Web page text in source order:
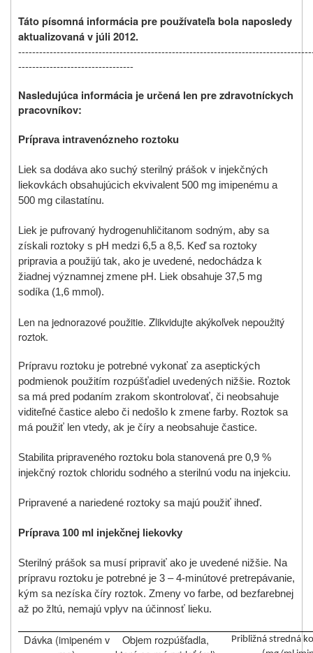
Táto písomná informácia pre používateľa bola naposledy
aktualizovaná v júli 2012.
---------------------------------
Nasledujúca informácia je určená len pre zdravotníckych
pracovníkov:
Príprava intravenózneho roztoku
Liek sa dodáva ako suchý sterilný prášok v injekčných
liekovkách obsahujúcich ekvivalent 500 mg imipenému a
500 mg cilastatínu.
Liek je pufrovaný hydrogenuhličitanom sodným, aby sa
získali roztoky s pH medzi 6,5 a 8,5. Keď sa roztoky
pripravia a použijú tak, ako je uvedené, nedochádza k
žiadnej významnej zmene pH. Liek obsahuje 37,5 mg
sodíka (1,6 mmol).
Len na jednorazové použitie. Zlikvidujte akýkoľvek nepoužitý
roztok.
Prípravu roztoku je potrebné vykonať za aseptických
podmienok použitím rozpúšťadiel uvedených nižšie. Roztok
sa má pred podaním zrakom skontrolovať, či neobsahuje
viditeľné častice alebo či nedošlo k zmene farby. Roztok sa
má použiť len vtedy, ak je číry a neobsahuje častice.
Stabilita pripraveného roztoku bola stanovená pre 0,9 %
injekčný roztok chloridu sodného a sterilnú vodu na injekciu.
Pripravené a nariedené roztoky sa majú použiť ihneď.
Príprava 100 ml injekčnej liekovky
Sterilný prášok sa musí pripraviť ako je uvedené nižšie. Na
prípravu roztoku je potrebné je 3 – 4-minútové pretrepávanie,
kým sa nezíska číry roztok. Zmeny vo farbe, od bezfarebnej
až po žltú, nemajú vplyv na účinnosť lieku.
Dávka (imipeném v
Objem rozpúšťadla,
Približná stredná